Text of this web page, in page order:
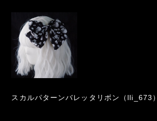
スカルパターンバレッタリボン（lli_673）